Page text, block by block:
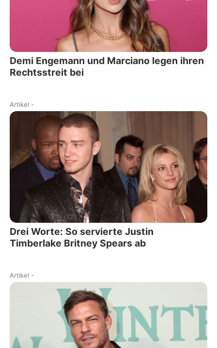
Demi Engemann und Marciano legen ihren
Rechtsstreit bei
Artikel -
Drei Worte: So servierte Justin
Timberlake Britney Spears ab
Artikel -